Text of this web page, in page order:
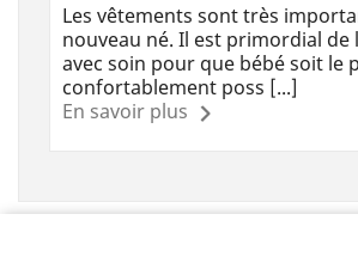
Les vêtements sont très
nouveau né. Il est primordial de
avec soin pour que bébé soit le
confortablement poss [...]
En savoir plus